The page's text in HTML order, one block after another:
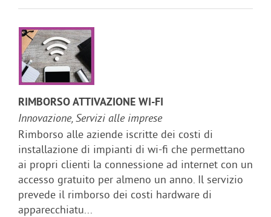
RIMBORSO ATTIVAZIONE WI-FI
Innovazione, Servizi alle imprese
Rimborso alle aziende iscritte dei costi di
installazione di impianti di wi-fi che permettano
ai propri clienti la connessione ad internet con un
accesso gratuito per almeno un anno. Il servizio
prevede il rimborso dei costi hardware di
apparecchiatu...